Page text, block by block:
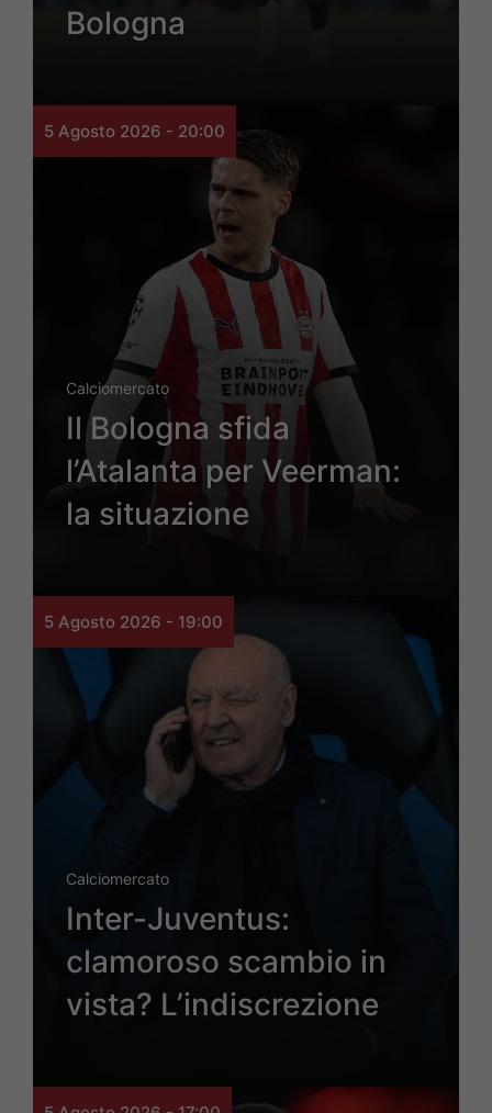
Bologna
5 Agosto 2026 - 20:00
Calciomercato
Il Bologna sfida
l’Atalanta per Veerman:
la situazione
5 Agosto 2026 - 19:00
Calciomercato
Inter-Juventus:
clamoroso scambio in
vista? L’indiscrezione